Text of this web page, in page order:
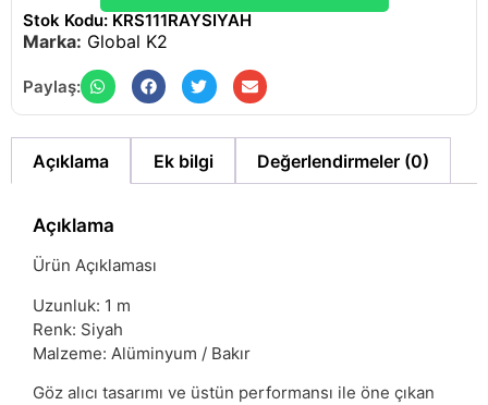
Stok Kodu: KRS111RAYSIYAH
Marka: Global K2
Paylaş:
Açıklama Ek bilgi Değerlendirmeler (0)
Açıklama
Ürün Açıklaması
Uzunluk: 1 m
Renk: Siyah
Malzeme: Alüminyum / Bakır
Göz alıcı tasarımı ve üstün performansı ile öne çıkan